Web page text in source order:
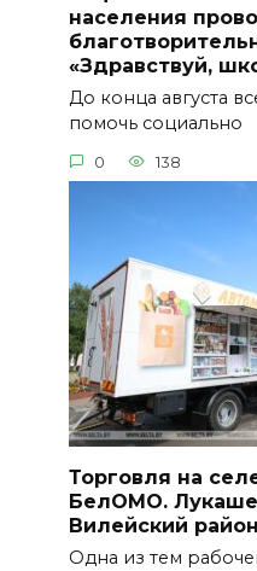
населения
«Здравствуй,
До конца августа
помочь социально
0 138
Торговля на
БелОМО.
Вилейский район
Одна из тем